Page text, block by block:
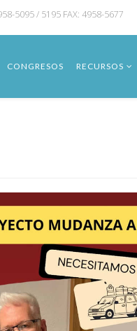
5095 / 5195 FAX: 4958-5677
CONGRESOS RECURSOS